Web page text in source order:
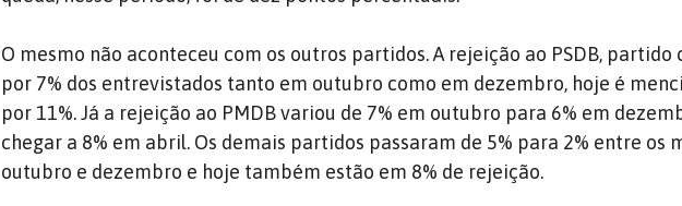
O mesmo não aconteceu com os outros partidos. A rejeição ao PSDB, partido
por 7% dos entrevistados tanto em outubro como em dezembro, hoje é
por 11%. Já a rejeição ao PMDB variou de 7% em outubro para 6% em
chegar a 8% em abril. Os demais partidos passaram de 5% para 2% entre os
outubro e dezembro e hoje também estão em 8% de rejeição.